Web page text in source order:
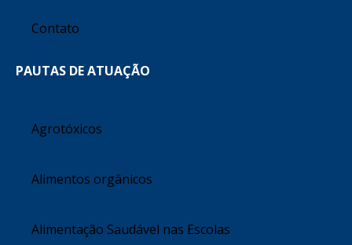
Contato
PAUTAS DE ATUAÇÃO
Agrotóxicos
Alimentos orgânicos
Alimentação Saudável nas Escolas